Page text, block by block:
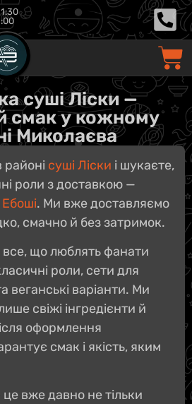
суші Ліски —
смак у кожному
Миколаєва
суші Ліски і шукаєте,
роли з доставкою —
Ебоші. Ми вже доставляємо
смачно й без затримок.
що люблять фанати
роли, сети для
веганські варіанти. Ми
свіжі інгредієнти й
оформлення
смак і якість, яким
вже давно не тільки